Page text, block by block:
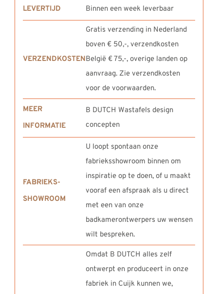
LEVERTIJD Binnen een week leverbaar
VERZENDKOSTEN
Gratis verzending in Nederland
boven € 50,-, verzendkosten
België € 75,-, overige landen op
aanvraag. Zie verzendkosten
voor de voorwaarden.
MEER
INFORMATIE
B DUTCH Wastafels design
concepten
FABRIEKS-
SHOWROOM
U loopt spontaan onze
fabrieksshowroom binnen om
inspiratie op te doen, of u maakt
vooraf een afspraak als u direct
met een van onze
badkamerontwerpers uw wensen
wilt bespreken.
Omdat B DUTCH alles zelf
ontwerpt en produceert in onze
fabriek in Cuijk kunnen we,